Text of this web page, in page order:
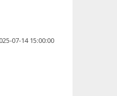
07-14 15:00:00